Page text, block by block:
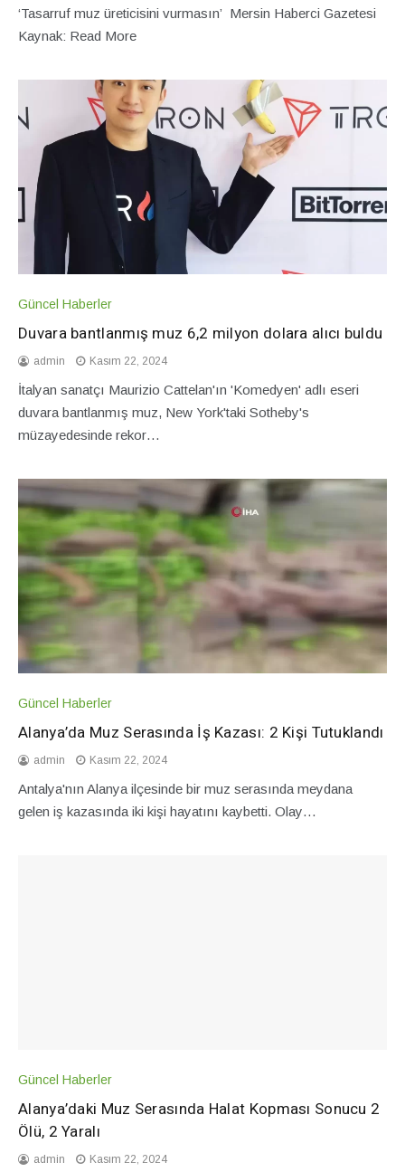
‘Tasarruf muz üreticisini vurmasın’ Mersin Haberci Gazetesi
Kaynak: Read More
Güncel Haberler
Duvara bantlanmış muz 6,2 milyon dolara alıcı buldu
admin Kasım 22, 2024
İtalyan sanatçı Maurizio Cattelan'ın 'Komedyen' adlı eseri
duvara bantlanmış muz, New York'taki Sotheby's
müzayedesinde rekor…
Güncel Haberler
Alanya’da Muz Serasında İş Kazası: 2 Kişi Tutuklandı
admin Kasım 22, 2024
Antalya'nın Alanya ilçesinde bir muz serasında meydana
gelen iş kazasında iki kişi hayatını kaybetti. Olay…
Güncel Haberler
Alanya’daki Muz Serasında Halat Kopması Sonucu 2
Ölü, 2 Yaralı
admin Kasım 22, 2024